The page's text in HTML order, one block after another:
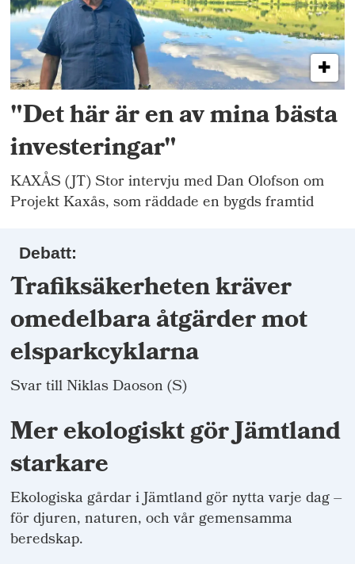
"Det här är en av mina bästa
investeringar"
KAXÅS (JT) Stor intervju med Dan Olofson om
Projekt Kaxås, som räddade en bygds framtid
Debatt:
Trafiksäkerheten kräver
omedelbara åtgärder mot
elsparkcyklarna
Svar till Niklas Daoson (S)
Mer ekologiskt gör Jämtland
starkare
Ekologiska gårdar i Jämtland gör nytta varje dag –
för djuren, naturen, och vår gemensamma
beredskap.